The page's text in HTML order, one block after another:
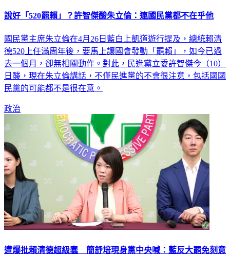
說好「520罷賴」？許智傑酸朱立倫：連國民黨都不在乎他
國民黨主席朱立倫在4月26日藍白上凱道遊行提及，總統賴清
德520上任滿周年後，要馬上讓國會發動「罷賴」，如今已過
去一個月，卻無相關動作。對此，民進黨立委許智傑今（10）
日酸，現在朱立倫講話，不僅民進黨的不會很注意，包括國國
民黨的可能都不是很在意。
政治
遭爆批賴清德超級蠢 簡舒培現身黨中央喊：藍反大罷免刻意